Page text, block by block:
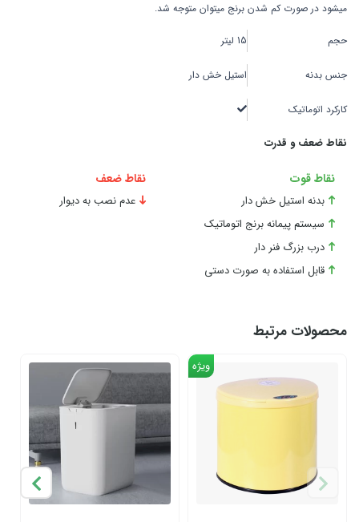
میشود در صورت کم شدن برنج میتوان متوجه شد.
حجم 15 لیتر
جنس بدنه استیل خش دار
کارکرد اتوماتیک
نقاط ضعف و قدرت
نقاط قوت
بدنه استیل خش دار
سیستم پیمانه برنج اتوماتیک
درب بزرگ فنر دار
قابل استفاده به صورت دستی
نقاط ضعف
عدم نصب به دیوار
محصولات مرتبط
ویژه